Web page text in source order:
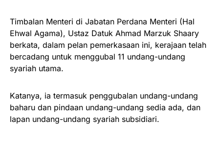
Timbalan Menteri di Jabatan Perdana Menteri (Hal
Ehwal Agama), Ustaz Datuk Ahmad Marzuk Shaary
berkata, dalam pelan pemerkasaan ini, kerajaan telah
bercadang untuk menggubal 11 undang-undang
syariah utama.
Katanya, ia termasuk penggubalan undang-undang
baharu dan pindaan undang-undang sedia ada, dan
lapan undang-undang syariah subsidiari.